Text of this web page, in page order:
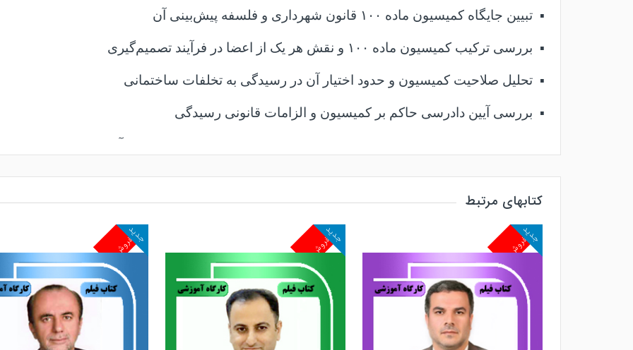
▪ تبیین جایگاه کمیسیون ماده ۱۰۰ قانون شهرداری و فلسفه پیش‌بینی آن
▪ بررسی ترکیب کمیسیون ماده ۱۰۰ و نقش هر یک از اعضا در فرآیند تصمیم‌گیری
▪ تحلیل صلاحیت کمیسیون و حدود اختیار آن در رسیدگی به تخلفات ساختمانی
▪ بررسی آیین دادرسی حاکم بر کمیسیون و الزامات قانونی رسیدگی
▪ بررسی انواع آرای صادره توسط کمیسیون ماده۱۰۰و آثار حقوقی هر یک
تحلیل مرجع اعتراض به آرای کمیسیون و نقش دیوان عدالت اداری در نظارت قضایی
بررسی مهم‌ترین دلایل نقض آرای کمیسیون ماده در دیوان عدالت اداری
طرح این مباحث همراه با تحلیل‌های عملی و مبتنی بر تجربه حرفه‌ای مدرس، به مخاطب کمک
در مقام عمل و نه صرفاً در سطح متن قانون، به‌درستی درک کند. این رویکرد، کارگاه را به منبعی
شهرداری‌ها و دانشجویان حقوق تبدیل کرده است که به‌طور مستمر با پرونده‌های تخلفات ساختمانی
کتابهای مرتبط
پرفروش
جدید پرفروش
جدید پرفروش
جدید